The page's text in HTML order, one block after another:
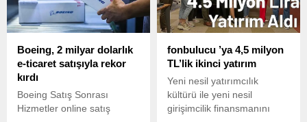
Boeing, 2 milyar dolarlık
e-ticaret satışıyla rekor
kırdı
Boeing Satış Sonrası
Hizmetler online satış
fonbulucu ’ya 4,5 milyon
TL’lik ikinci yatırım
Yeni nesil yatırımcılık
kültürü ile yeni nesil
girişimcilik finansmanını